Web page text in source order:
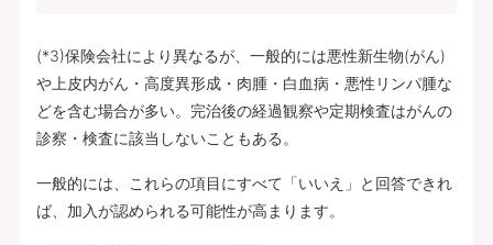
(*3)保険会社により異なるが、一般的には悪性新生物(がん)
や上皮内がん・高度異形成・肉腫・白血病・悪性リンパ腫な
どを含む場合が多い。完治後の経過観察や定期検査はがんの
診察・検査に該当しないこともある。
一般的には、これらの項目にすべて「いいえ」と回答できれ
ば、加入が認められる可能性が高まります。